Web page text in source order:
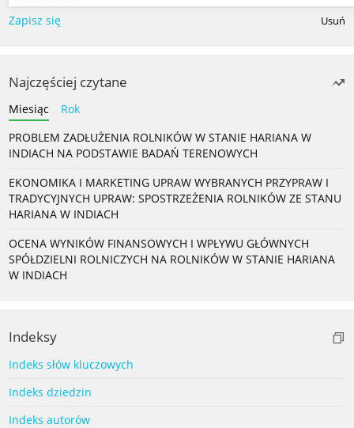
Zapisz się Usuń
Najczęściej czytane
Miesiąc
Rok
PROBLEM ZADŁUŻENIA ROLNIKÓW W STANIE HARIANA W
INDIACH NA PODSTAWIE BADAŃ TERENOWYCH
EKONOMIKA I MARKETING UPRAW WYBRANYCH PRZYPRAW I
TRADYCYJNYCH UPRAW: SPOSTRZEŻENIA ROLNIKÓW ZE STANU
HARIANA W INDIACH
OCENA WYNIKÓW FINANSOWYCH I WPŁYWU GŁÓWNYCH
SPÓŁDZIELNI ROLNICZYCH NA ROLNIKÓW W STANIE HARIANA
W INDIACH
Indeksy
Indeks słów kluczowych
Indeks dziedzin
Indeks autorów